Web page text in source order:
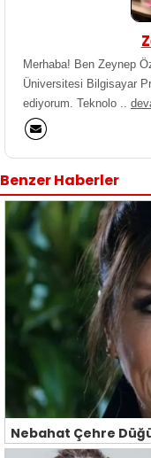
Merhaba! Ben Zeynep
Üniversitesi Bilgisayar
ediyorum. Teknolo ..
Benzer Haberler
Nebahat Çehre